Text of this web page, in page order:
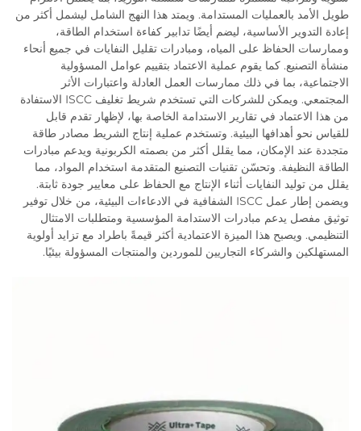
طويل الأمد بالعمليات المستدامة. ويمتد هذا النهج الشامل ليشمل أكثر من
إعادة التدوير الأساسية، ليضم أيضًا تدابير كفاءة استخدام الطاقة،
وممارسات الحفاظ على المياه، ومبادرات تقليل النفايات في جميع أنحاء
منشأة التصنيع. كما يقوم عملية الاعتماد بتقييم عوامل المسؤولية
الاجتماعية، بما في ذلك ممارسات العمل العادلة واعتبارات الأثر
المجتمعي. ويمكن للشركات التي تستخدم شريط تغليف ISCC الاستفادة
من هذا الاعتماد في تقارير الاستدامة الخاصة بها، لإظهار تقدم قابل
للقياس نحو أهدافها البيئية. وتستخدم عملية إنتاج الشريط مصادر طاقة
متجددة عند الإمكان، مما يقلل أكثر من بصمته الكربونية ويدعم مبادرات
الطاقة النظيفة. وتحسّن تقنيات التصنيع المتقدمة استخدام المواد، مما
يقلل من توليد النفايات أثناء الإنتاج مع الحفاظ على معايير جودة ثابتة.
ويضمن إطار عمل ISCC الشفافية في الادعاءات البيئية، من خلال توفير
توثيق مفصل يدعم مبادرات الاستدامة المؤسسية ومتطلبات الامتثال
التنظيمي. ويصبح هذا الميزة الاعتمادية أكثر قيمةً باطراد مع تزايد أولوية
المستهلكين والشركاء التجاريين للموردين والمنتجات المسؤولة بيئيًا.